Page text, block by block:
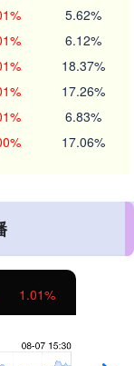
5.62%
6.12%
18.37%
17.26%
6.83%
17.06%
1.01%